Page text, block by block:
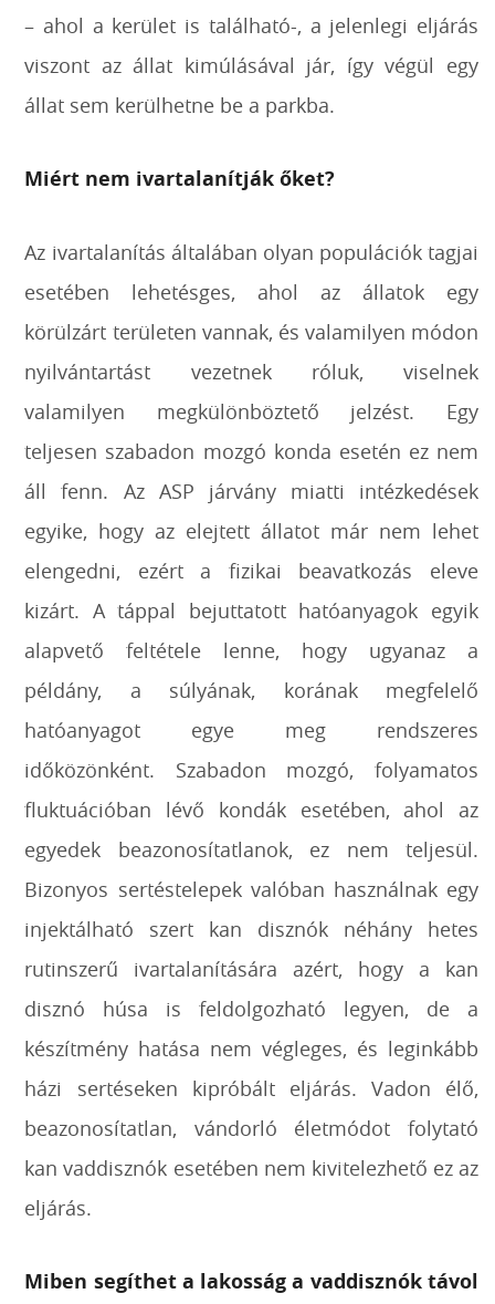
– ahol a kerület is található-, a jelenlegi eljárás
viszont az állat kimúlásával jár, így végül egy
állat sem kerülhetne be a parkba.
Miért nem ivartalanítják őket?
Az ivartalanítás általában olyan populációk tagjai
esetében lehetésges, ahol az állatok egy
körülzárt területen vannak, és valamilyen módon
nyilvántartást vezetnek róluk, viselnek
valamilyen megkülönböztető jelzést. Egy
teljesen szabadon mozgó konda esetén ez nem
áll fenn. Az ASP járvány miatti intézkedések
egyike, hogy az elejtett állatot már nem lehet
elengedni, ezért a fizikai beavatkozás eleve
kizárt. A táppal bejuttatott hatóanyagok egyik
alapvető feltétele lenne, hogy ugyanaz a
példány, a súlyának, korának megfelelő
hatóanyagot egye meg rendszeres
időközönként. Szabadon mozgó, folyamatos
fluktuációban lévő kondák esetében, ahol az
egyedek beazonosítatlanok, ez nem teljesül.
Bizonyos sertéstelepek valóban használnak egy
injektálható szert kan disznók néhány hetes
rutinszerű ivartalanítására azért, hogy a kan
disznó húsa is feldolgozható legyen, de a
készítmény hatása nem végleges, és leginkább
házi sertéseken kipróbált eljárás. Vadon élő,
beazonosítatlan, vándorló életmódot folytató
kan vaddisznók esetében nem kivitelezhető ez az
eljárás.
Miben segíthet a lakosság a vaddisznók távol